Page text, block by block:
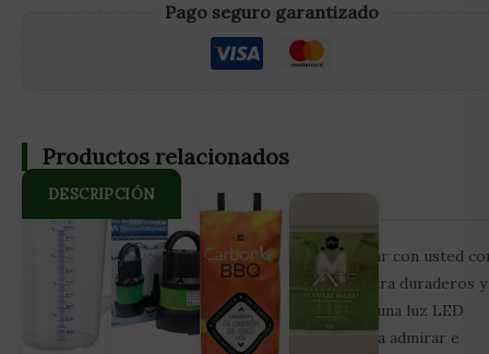
Pago seguro garantizado
DESCRIPCIÓN
¡Lleve sus mejores muestras legales para fumar con usted
estos frascos Smokus Focus Stash Frascos ultra duraderos y
de alta calidad! Cada frasco está equipado con una luz LED
brillante y una tapa de aumento para que pueda admirar e
Productos relacionados